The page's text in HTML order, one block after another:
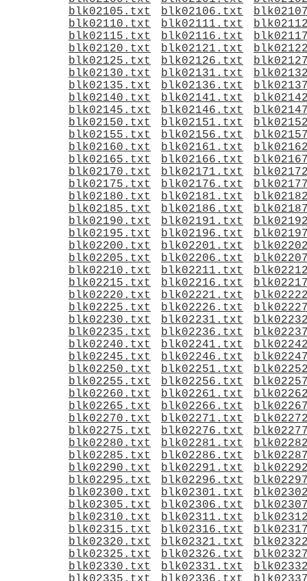
blk02105.txt
blk02106.txt
blk02110.txt
blk02111.txt
blk02115.txt
blk02116.txt
blk02120.txt
blk02121.txt
blk02125.txt
blk02126.txt
blk02130.txt
blk02131.txt
blk02135.txt
blk02136.txt
blk02140.txt
blk02141.txt
blk02145.txt
blk02146.txt
blk02150.txt
blk02151.txt
blk02155.txt
blk02156.txt
blk02160.txt
blk02161.txt
blk02165.txt
blk02166.txt
blk02170.txt
blk02171.txt
blk02175.txt
blk02176.txt
blk02180.txt
blk02181.txt
blk02185.txt
blk02186.txt
blk02190.txt
blk02191.txt
blk02195.txt
blk02196.txt
blk02200.txt
blk02201.txt
blk02205.txt
blk02206.txt
blk02210.txt
blk02211.txt
blk02215.txt
blk02216.txt
blk02220.txt
blk02221.txt
blk02225.txt
blk02226.txt
blk02230.txt
blk02231.txt
blk02235.txt
blk02236.txt
blk02240.txt
blk02241.txt
blk02245.txt
blk02246.txt
blk02250.txt
blk02251.txt
blk02255.txt
blk02256.txt
blk02260.txt
blk02261.txt
blk02265.txt
blk02266.txt
blk02270.txt
blk02271.txt
blk02275.txt
blk02276.txt
blk02280.txt
blk02281.txt
blk02285.txt
blk02286.txt
blk02290.txt
blk02291.txt
blk02295.txt
blk02296.txt
blk02300.txt
blk02301.txt
blk02305.txt
blk02306.txt
blk02310.txt
blk02311.txt
blk02315.txt
blk02316.txt
blk02320.txt
blk02321.txt
blk02325.txt
blk02326.txt
blk02330.txt
blk02331.txt